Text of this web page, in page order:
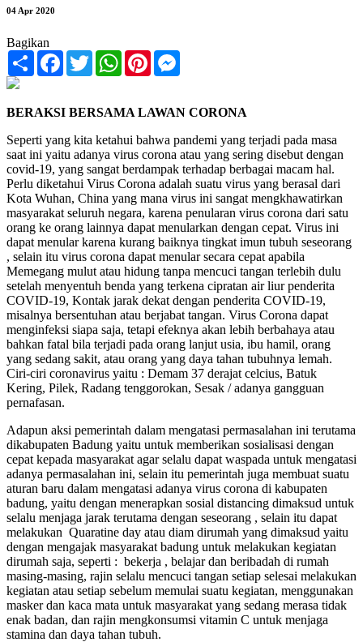
04 Apr 2020
Bagikan
Share FacebookTwitterWhatsApp
Pinterest
BERAKSI BERSAMA LAWAN CORONA
Seperti yang kita ketahui bahwa pandemi yang terjadi pada masa
saat ini yaitu adanya virus corona atau yang sering disebut dengan
covid-19, yang sangat berdampak terhadap berbagai macam hal.
Perlu diketahui Virus Corona adalah suatu virus yang berasal dari
Kota Wuhan, China yang mana virus ini sangat mengkhawatirkan
masyarakat seluruh negara, karena penularan virus corona dari satu
orang ke orang lainnya dapat menularkan dengan cepat. Virus ini
dapat menular karena kurang baiknya tingkat imun tubuh seseorang
, selain itu virus corona dapat menular secara cepat apabila
Memegang mulut atau hidung tanpa mencuci tangan terlebih dulu
setelah menyentuh benda yang terkena cipratan air liur penderita
COVID-19, Kontak jarak dekat dengan penderita COVID-19,
misalnya bersentuhan atau berjabat tangan. Virus Corona dapat
menginfeksi siapa saja, tetapi efeknya akan lebih berbahaya atau
bahkan fatal bila terjadi pada orang lanjut usia, ibu hamil, orang
yang sedang sakit, atau orang yang daya tahan tubuhnya lemah.
Ciri-ciri coronavirus yaitu : Demam 37 derajat celcius, Batuk
Kering, Pilek, Radang tenggorokan, Sesak / adanya gangguan
pernafasan.
Adapun aksi pemerintah dalam mengatasi permasalahan ini terutama
dikabupaten Badung yaitu untuk memberikan sosialisasi dengan
cepat kepada masyarakat agar selalu dapat waspada untuk mengatasi
adanya permasalahan ini, selain itu pemerintah juga membuat suatu
aturan baru dalam mengatasi adanya virus corona di kabupaten
badung, yaitu dengan menerapkan sosial distancing dimaksud untuk
selalu menjaga jarak terutama dengan seseorang , selain itu dapat
melakukan Quaratine day atau diam dirumah yang dimaksud yaitu
dengan mengajak masyarakat badung untuk melakukan kegiatan
dirumah saja, seperti : bekerja , belajar dan beribadah di rumah
masing-masing, rajin selalu mencuci tangan setiap selesai melakukan
kegiatan atau setiap sebelum memulai suatu kegiatan, menggunakan
masker dan kaca mata untuk masyarakat yang sedang merasa tidak
enak badan, dan rajin mengkonsumsi vitamin C untuk menjaga
stamina dan daya tahan tubuh.